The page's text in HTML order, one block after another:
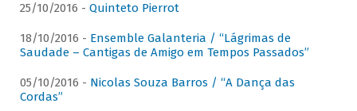
25/10/2016 - Quinteto Pierrot
18/10/2016 - Ensemble Galanteria / “Lágrimas de
Saudade – Cantigas de Amigo em Tempos Passados”
05/10/2016 - Nicolas Souza Barros / “A Dança das
Cordas”